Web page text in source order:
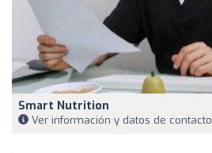
Smart Nutrition
Ver información y datos de contacto